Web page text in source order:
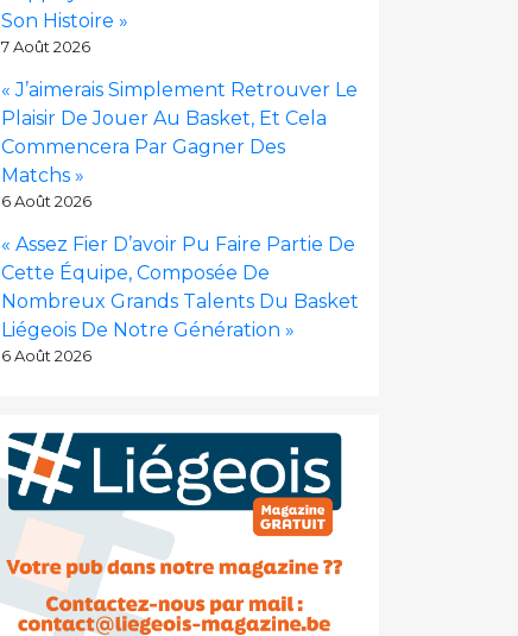
Son Histoire »
7 Août 2026
« J’aimerais Simplement Retrouver Le
Plaisir De Jouer Au Basket, Et Cela
Commencera Par Gagner Des
Matchs »
6 Août 2026
« Assez Fier D’avoir Pu Faire Partie De
Cette Équipe, Composée De
Nombreux Grands Talents Du Basket
Liégeois De Notre Génération »
6 Août 2026